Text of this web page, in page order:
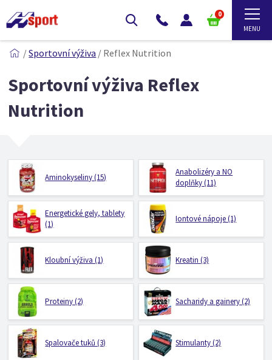
0
/Sportovní výživa / Reflex Nutrition
Sportovní výživa Reflex
Nutrition
Aminokyseliny (15)
Anabolizéry a NO
doplňky (11)
Energetické gely, tablety
(1)
Iontové nápoje (1)
Kloubní výživa (1) Kreatin (3)
Proteiny (2) Sacharidy a gainery (2)
Spalovače tuků (3) Stimulanty (2)